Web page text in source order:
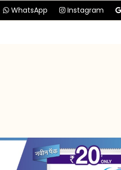
WhatsApp Instagram